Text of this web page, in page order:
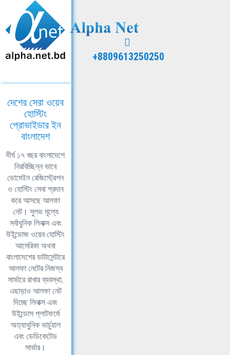
+8809613250250
দেশের সেরা ওয়েব
হোস্টিং
প্রোভাইডার ইন
বাংলাদেশ
দীর্ঘ ১৭ বছর বাংলাদেশে
নিরবিচ্ছিন্ন ভাবে
ডোমেইন রেজিস্ট্রেশন
ও হোস্টিং সেবা প্রদান
করে আসছে আলফা
নেট। সুলভ মূল্যে
সর্বাধুনিক লিনাক্স এবং
উইন্ডোজ ওয়েব হোস্টিং
আমেরিকা অথবা
বাংলাদেশের ডাটাসেন্টারে
আলফা নেটের নিজস্ব
সার্ভারে রাখার ব্যবস্থা,
এছাড়াও আলফা নেট
দিচ্ছে লিনাক্স এবং
উইন্ডোস প্লাটফর্মে
অত্যাধুনিক ভার্চুয়াল
এবং ডেডিকেটেড
সার্ভার।